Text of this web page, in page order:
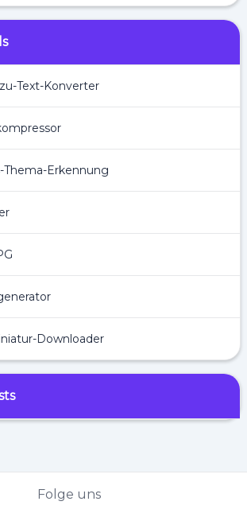
Text-Konverter
Thema-Erkennung
Downloader
Folge uns